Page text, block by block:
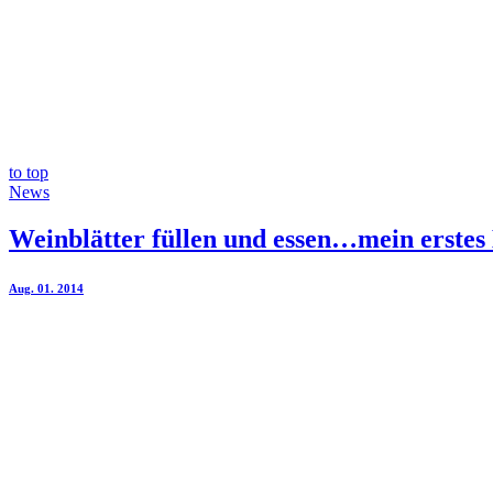
to top
News
Weinblätter füllen und essen…mein
Aug. 01. 2014